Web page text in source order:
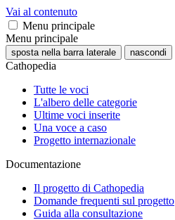
Vai al contenuto
Menu principale
Menu principale
sposta nella barra laterale nascondi
Cathopedia
Tutte le voci
L'albero delle categorie
Ultime voci inserite
Una voce a caso
Progetto internazionale
Documentazione
Il progetto di Cathopedia
Domande frequenti sul progetto
Guida alla consultazione